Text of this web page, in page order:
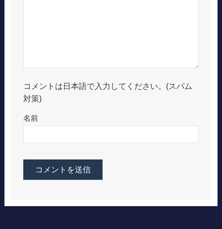
コメントは日本語で入力してください。(スパム
対策)
名前